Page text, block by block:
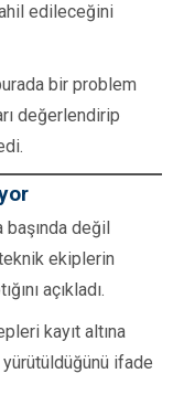
edileceğini
bir problem
değerlendirip
değil
ekiplerin
açıkladı.
kayıt altına
ifade